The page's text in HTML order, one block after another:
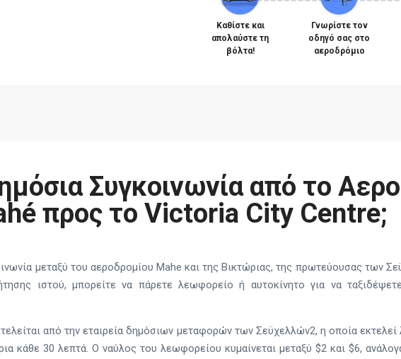
Καθίστε και
απολαύστε τη
βόλτα!
Γνωρίστε τον
οδηγό σας στο
αεροδρόμιο
Συγκοινωνία από το
προς το Victoria City Centre;
μεταξύ του αεροδρομίου Mahe και της Βικτώριας, της πρωτεύουσας των
ιστού, μπορείτε να πάρετε λεωφορείο ή αυτοκίνητο για να
από την εταιρεία δημόσιων μεταφορών των Σεϋχελλών2, η οποία
κάθε 30 λεπτά. Ο ναύλος του λεωφορείου κυμαίνεται μεταξύ $2 και $6,